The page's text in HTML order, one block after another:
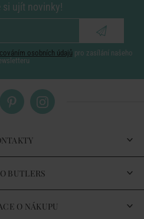
si ujít novinky!
osobních údajů pro zasílání našeho
BUTLERS
O NÁKUPU